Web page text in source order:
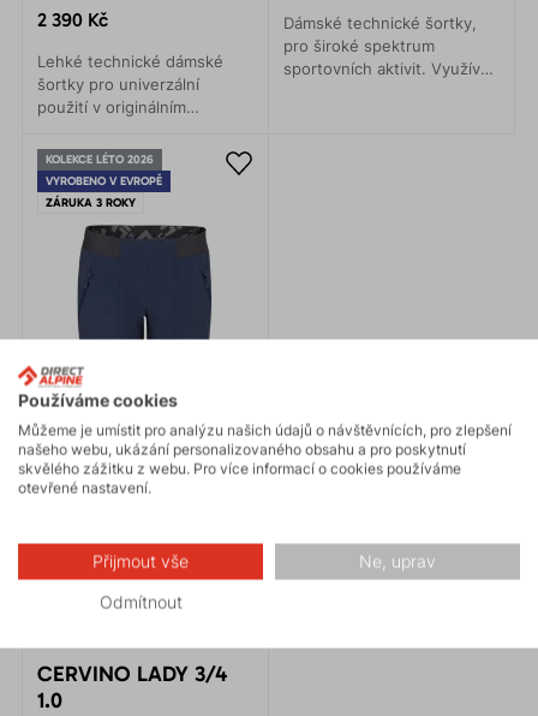
2 390 Kč
Lehké technické dámské
šortky pro univerzální
použití v originálním
odolné.
Dámské technické šortky,
pro široké spektrum
sportovních aktivit. Využívají
KOLEKCE LÉTO 2026
VYROBENO V EVROPĚ
ZÁRUKA 3 ROKY
CERVINO LADY 3/4
1.0
Používáme cookies
Můžeme je umístit pro analýzu našich údajů o návštěvnících, pro zlepšení
našeho webu, ukázání personalizovaného obsahu a pro poskytnutí
skvělého zážitku z webu. Pro více informací o cookies používáme
otevřené nastavení.
Přijmout vše Ne, uprav
Odmítnout